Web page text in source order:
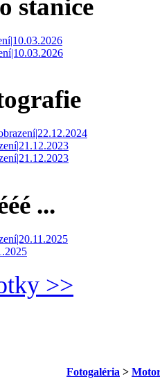
stanice
...
>>
Fotogaléria >